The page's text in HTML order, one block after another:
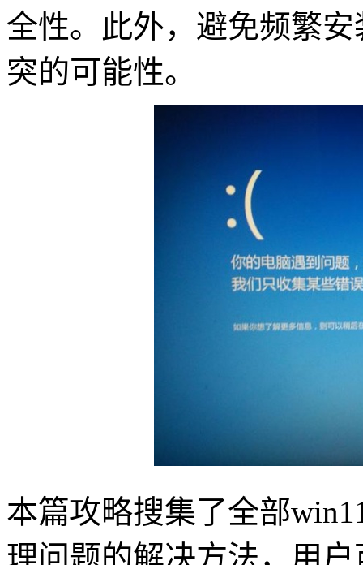
全性。此外，避免频繁
突的可能性。
本篇攻略搜集了全部
理问题的解决方法，用